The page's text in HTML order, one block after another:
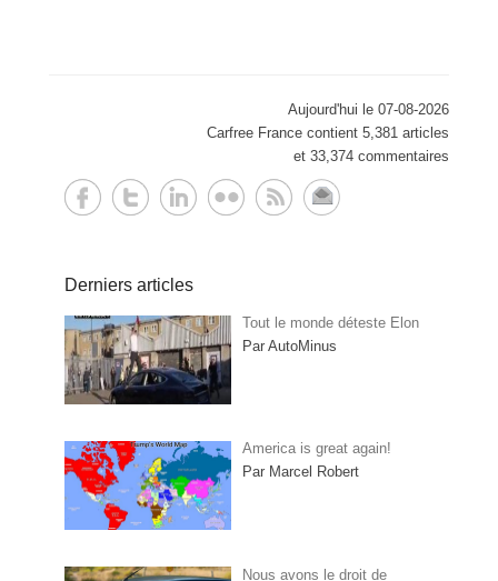
Aujourd'hui le 07-08-2026
Carfree France contient 5,381 articles
et 33,374 commentaires
Derniers articles
Tout le monde déteste Elon
Par AutoMinus
America is great again!
Par Marcel Robert
Nous avons le droit de